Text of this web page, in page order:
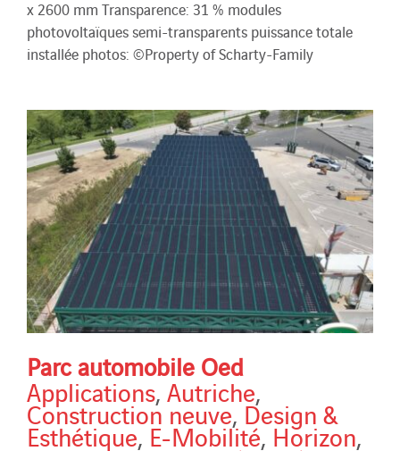
x 2600 mm Transparence: 31 % modules
photovoltaïques semi-transparents puissance totale
installée photos: ©Property of Scharty-Family
Parc automobile Oed
Applications, Autriche,
Construction neuve,Design &
Esthétique,E-Mobilité,Horizon,